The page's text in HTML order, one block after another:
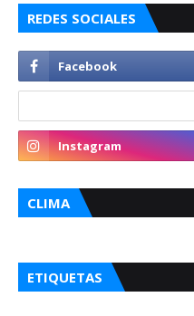
REDES SOCIALES
CLIMA
ETIQUETAS